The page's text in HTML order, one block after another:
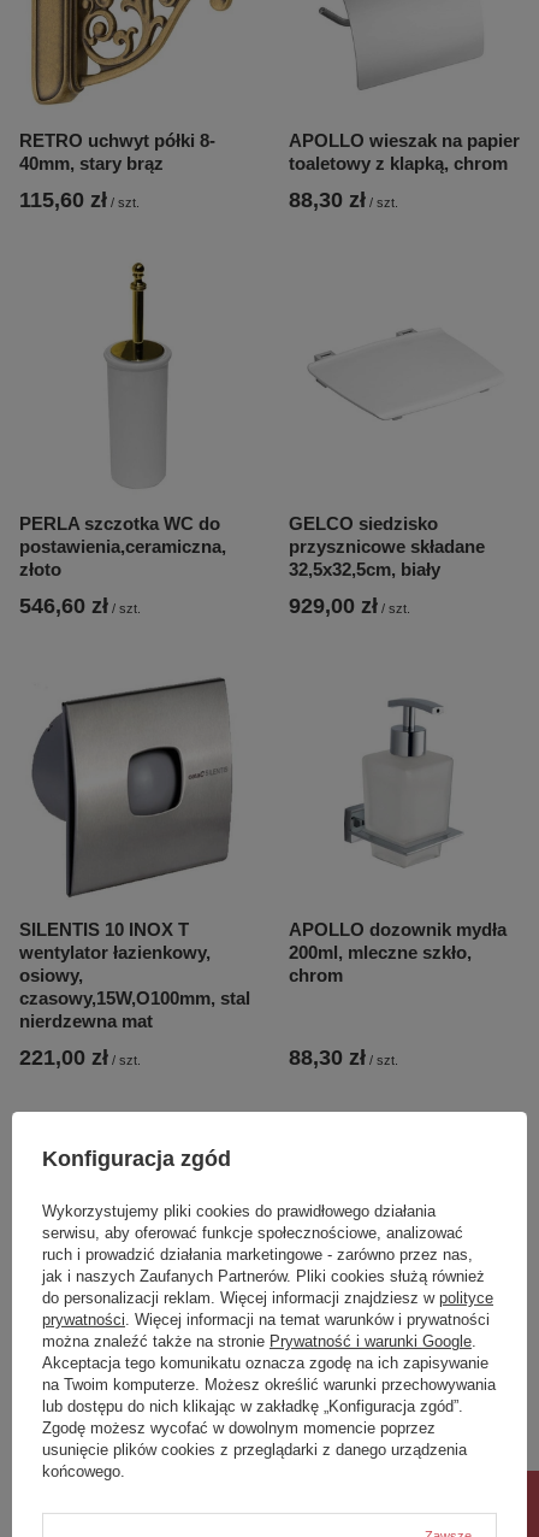
RETRO uchwyt półki 8-
40mm, stary brąz
115,60 zł / szt.
APOLLO wieszak na papier
toaletowy z klapką, chrom
88,30 zł / szt.
PERLA szczotka WC do
postawienia,ceramiczna,
złoto
546,60 zł / szt.
GELCO siedzisko
przysznicowe składane
32,5x32,5cm, biały
929,00 zł / szt.
SILENTIS 10 INOX T
wentylator łazienkowy,
osiowy,
czasowy,15W,O100mm, stal
nierdzewna mat
221,00 zł / szt.
APOLLO dozownik mydła
200ml, mleczne szkło,
chrom
88,30 zł / szt.
APOLLO wisząca szczotka
do WC, mleczne szkło,
chrom
143,50 zł /
APOLLO kubek, mleczne
szkło, chrom
Konfiguracja zgód
Wykorzystujemy pliki cookies do prawidłowego działania
serwisu, aby oferować funkcje społecznościowe, analizować
ruch i prowadzić działania marketingowe - zarówno przez nas,
jak i naszych Zaufanych Partnerów. Pliki cookies służą również
do personalizacji reklam. Więcej informacji znajdziesz w polityce
prywatności . Więcej informacji na temat warunków i prywatności
można znaleźć także na stronie Prywatność i warunki Google
Akceptacja tego komunikatu oznacza zgodę na ich zapisywanie
na Twoim komputerze. Możesz określić warunki przechowywania
lub dostępu do nich klikając w zakładkę „Konfiguracja zgód”.
Zgodę możesz wycofać w dowolnym momencie poprzez
usunięcie plików cookies z przeglądarki z danego urządzenia
końcowego.